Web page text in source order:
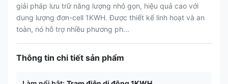
giải pháp lưu trữ năng lượng nhỏ gọn, hiệu quả cao với
dung lượng đơn-cell 1KWH. Được thiết kế linh hoạt và an
toàn, nó hỗ trợ nhiều phương ph...
Thông tin chi tiết sản phẩm